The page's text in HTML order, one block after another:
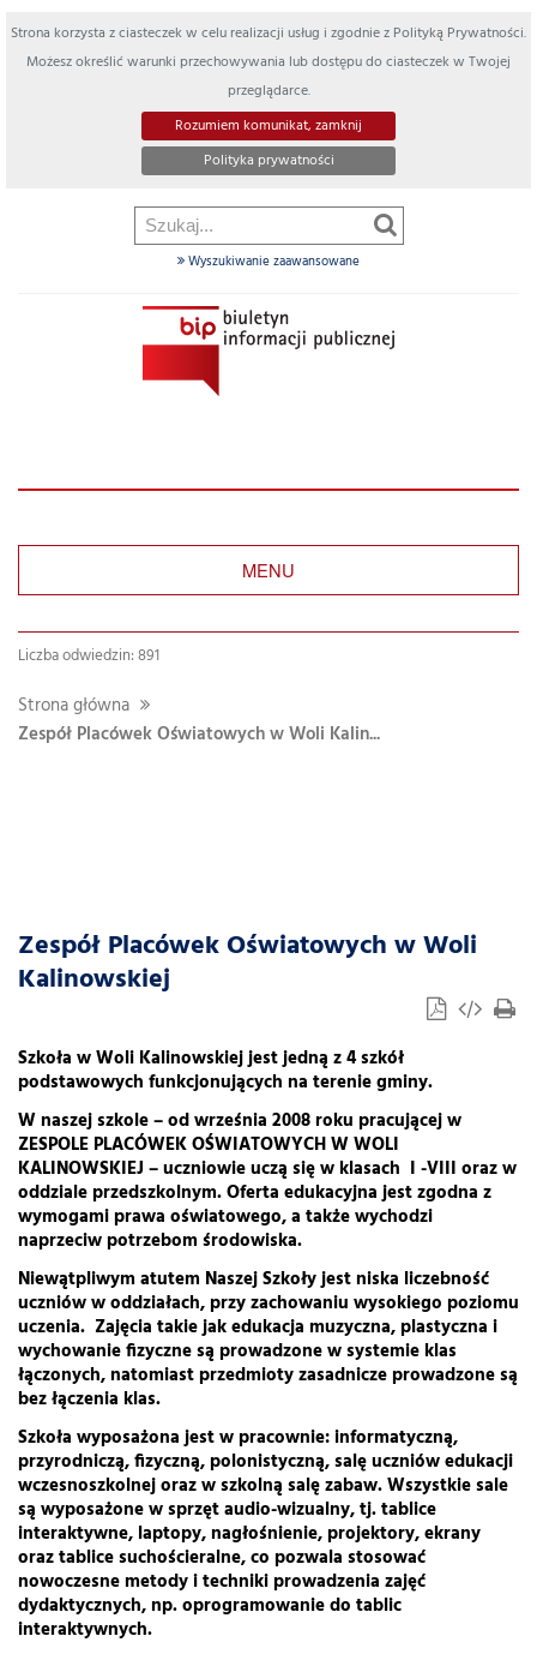
Strona korzysta z ciasteczek w celu realizacji usług i zgodnie z Polityką Prywatności.
Możesz określić warunki przechowywania lub dostępu do ciasteczek w Twojej
przeglądarce.
Rozumiem komunikat, zamknij
Polityka prywatności
Wyszukiwanie zaawansowane
MENU
Liczba odwiedzin: 891
Strona główna
Zespół Placówek Oświatowych w Woli Kalin...
Zespół Placówek Oświatowych w Woli
Kalinowskiej
Szkoła w Woli Kalinowskiej jest jedną z 4 szkół
podstawowych funkcjonujących na terenie gminy.
W naszej szkole – od września 2008 roku pracującej w
ZESPOLE PLACÓWEK OŚWIATOWYCH W WOLI
KALINOWSKIEJ – uczniowie uczą się w klasach I -VIII oraz w
oddziale przedszkolnym.Oferta edukacyjna jest zgodna z
wymogami prawa oświatowego, a także wychodzi
naprzeciw potrzebom środowiska.
Niewątpliwym atutem Naszej Szkoły jest niska liczebność
uczniów w oddziałach, przy zachowaniu wysokiego poziomu
uczenia. Zajęcia takie jak edukacja muzyczna, plastyczna i
wychowanie fizyczne są prowadzone w systemie klas
łączonych, natomiast przedmioty zasadnicze prowadzone są
bez łączenia klas.
Szkoła wyposażona jest wpracownie: informatyczną,
przyrodniczą, fizyczną, polonistyczną, salę uczniów edukacji
wczesnoszkolnej oraz w szkolną salę zabaw. Wszystkie sale
są wyposażone wsprzęt audio-wizualny, tj. tablice
interaktywne, laptopy, nagłośnienie, projektory, ekrany
oraz tablice suchościeralne, co pozwala stosować
nowoczesne metody i techniki prowadzenia zajęć
dydaktycznych, np.oprogramowanie do tablic
interaktywnych.